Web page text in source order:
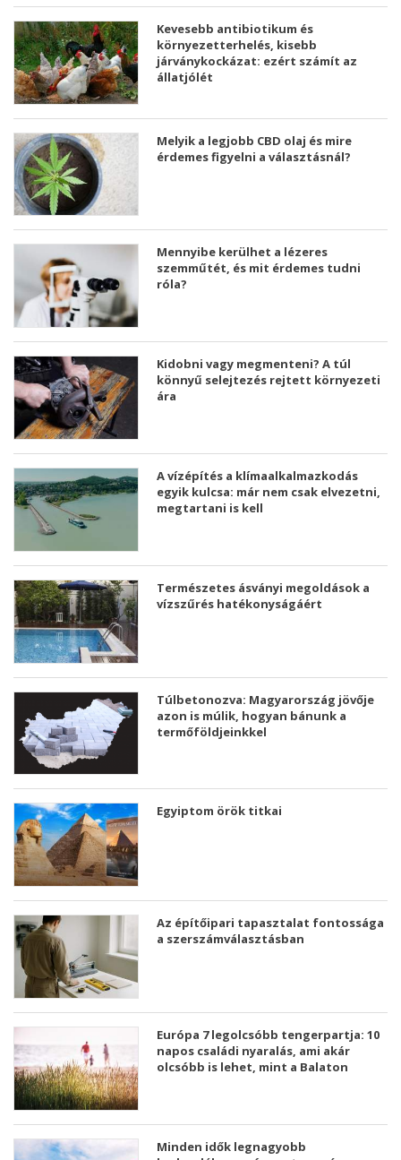
Kevesebb antibiotikum és
környezetterhelés, kisebb
járványkockázat: ezért számít az
állatjólét
Melyik a legjobb CBD olaj és mire
érdemes figyelni a választásnál?
Mennyibe kerülhet a lézeres
szemműtét, és mit érdemes tudni
róla?
Kidobni vagy megmenteni? A túl
könnyű selejtezés rejtett környezeti
ára
A vízépítés a klímaalkalmazkodás
egyik kulcsa: már nem csak elvezetni,
megtartani is kell
Természetes ásványi megoldások a
vízszűrés hatékonyságáért
Túlbetonozva: Magyarország jövője
azon is múlik, hogyan bánunk a
termőföldjeinkkel
Egyiptom örök titkai
Az építőipari tapasztalat fontossága
a szerszámválasztásban
Európa 7 legolcsóbb tengerpartja: 10
napos családi nyaralás, ami akár
olcsóbb is lehet, mint a Balaton
Minden idők legnagyobb